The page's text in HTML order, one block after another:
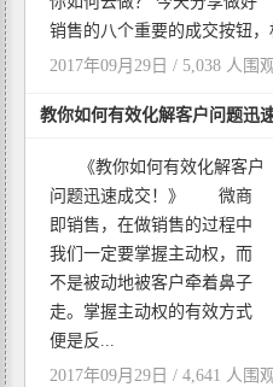
销售的八个重要的成交按钮
2017年09月29日 / 5,038 人围
教你如何有效化解客户问题迅
《教你如何有效化解客户
问题迅速成交！》 微商
即销售，在做销售的过程中
我们一定要掌握主动权，而
不是被动地被客户牵着鼻子
走。掌握主动权的有效方式
便是反...
2017年09月29日 / 4,641 人围